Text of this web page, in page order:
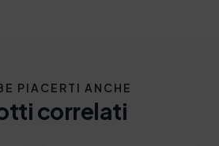
PIACERTI ANCHE
correlati